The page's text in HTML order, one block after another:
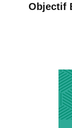
Objectif